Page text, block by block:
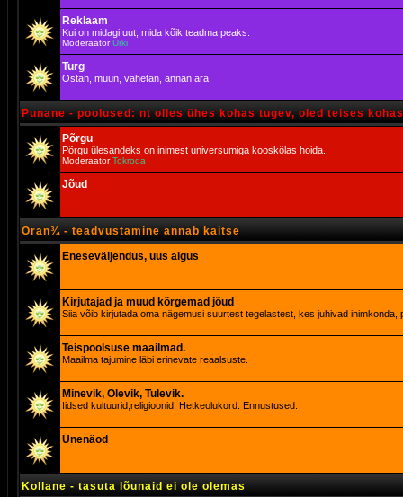
Reklaam
Kui on midagi uut, mida kõik teadma peaks.
ModeraatorUrki
Turg
Ostan, müün, vahetan, annan ära
Punane - poolused: nt olles ühes kohas tugev, oled teises
Põrgu
Põrgu ülesandeks on inimest universumiga kooskõlas hoida.
ModeraatorTokroda
Jõud
Oran¾ - teadvustamine annab kaitse
Eneseväljendus, uus algus
Kirjutajad ja muud kõrgemad jõud
Siia võib kirjutada oma nägemusi suurtest tegelastest, kes juhivad inimkonda,
Teispoolsuse maailmad.
Maailma tajumine läbi erinevate reaalsuste.
Minevik, Olevik, Tulevik.
Iidsed kultuurid,religioonid. Hetkeolukord. Ennustused.
Unenäod
Kollane - tasuta lõunaid ei ole olemas